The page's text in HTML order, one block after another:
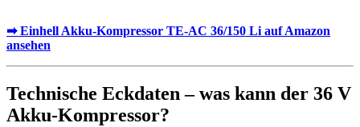
➡ Einhell Akku-Kompressor TE-AC 36/150 Li auf Amazon
ansehen
Technische Eckdaten – was kann der 36 V
Akku-Kompressor?